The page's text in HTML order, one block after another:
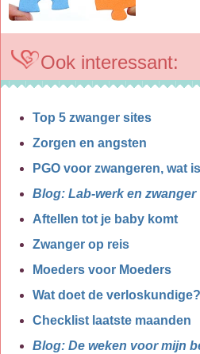
Ook interessant:
Top 5 zwanger sites
Zorgen en angsten
PGO voor zwangeren, wat
Blog: Lab-werk en zwanger
Aftellen tot je baby komt
Zwanger op reis
Moeders voor Moeders
Wat doet de verloskundige?
Checklist laatste maanden
Blog: De weken voor mijn